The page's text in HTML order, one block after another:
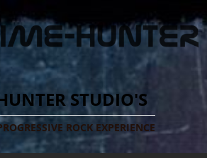
STUDIO'S
ROCK EXPERIENCE